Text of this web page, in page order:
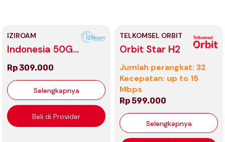
IZIROAM
Indonesia 50GB
Unlimited
Rp 309.000
Selengkapnya
Beli di Provider
TELKOMSEL ORBIT
Orbit Star H2
Jumlah perangkat: 32
Kecepatan: up to 15
Mbps
Rp 599.000
Selengkapnya